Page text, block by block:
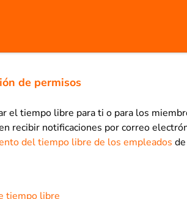
de permisos
el tiempo libre para ti o para los
recibir notificaciones por correo
del tiempo libre de los empleados
tiempo libre